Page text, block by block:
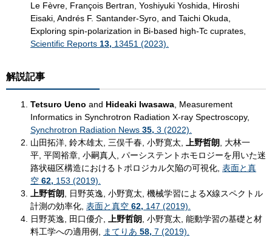
Le Fèvre, François Bertran, Yoshiyuki Yoshida, Hiroshi
Eisaki, Andrés F. Santander-Syro, and Taichi Okuda,
Exploring spin-polarization in Bi-based high-Tc cuprates,
Scientific Reports 13, 13451 (2023).
解説記事
Tetsuro Ueno and Hideaki Iwasawa , Measurement
Informatics in Synchrotron Radiation X-ray Spectroscopy,
Synchrotron Radiation News 35, 3 (2022).
山田拓洋, 鈴木雄太, 三俣千春, 小野寛太,
上野哲朗 , 大林一
平, 平岡裕章, 小嗣真人, パーシステントホモロジーを用いた迷
路状磁区構造におけるトポロジカル欠陥の可視化, 表面と真
空 62, 153 (2019).
上野哲朗 , 日野英逸, 小野寛太, 機械学習によるX線スペクトル
計測の効率化, 表面と真空 62, 147 (2019).
日野英逸, 田口優介,
上野哲朗 , 小野寛太, 能動学習の基礎と材
料工学への適用例,
まてりあ 58, 7 (2019).